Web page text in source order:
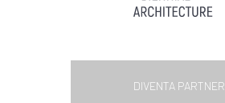
DIVENTA PARTNER